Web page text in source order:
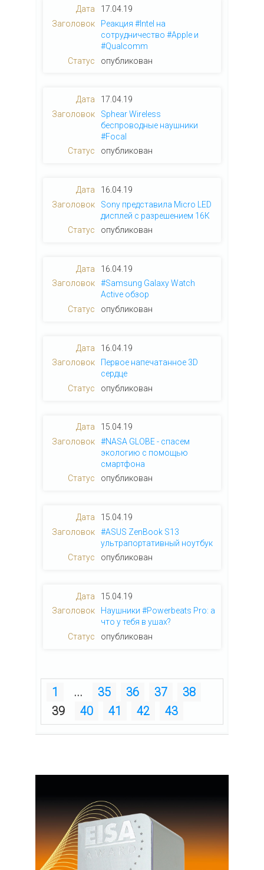
17.04.19
Реакция #Intel на
сотрудничество #Apple и
#Qualcomm
опубликован
17.04.19
Sphear Wireless
беспроводные наушники
#Focal
опубликован
16.04.19
Sony представила Micro LED
дисплей с разрешением 16К
опубликован
16.04.19
#Samsung Galaxy Watch
Active обзор
опубликован
16.04.19
Первое напечатанное 3D
сердце
опубликован
15.04.19
#NASA GLOBE - спасем
экологию с помощью
смартфона
опубликован
15.04.19
#ASUS ZenBook S13
ультрапортативный ноутбук
опубликован
15.04.19
Наушники #Powerbeats Pro: а
что у тебя в ушах?
опубликован
1 ... 35 36 37
38
39
40 41 42 43